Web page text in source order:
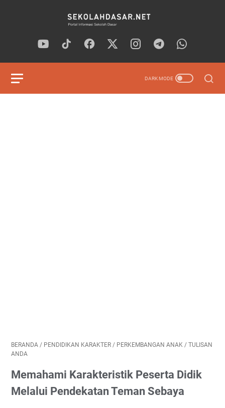
BERANDA / PENDIDIKAN KARAKTER / PERKEMBANGAN ANAK / TULISAN
ANDA
Memahami Karakteristik Peserta Didik
Melalui Pendekatan Teman Sebaya